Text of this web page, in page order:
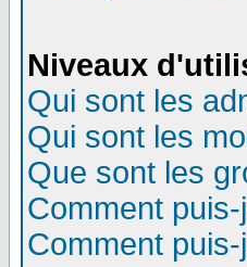
Niveaux
Qui sont les
Qui sont les
Que sont les
Comment
Comment